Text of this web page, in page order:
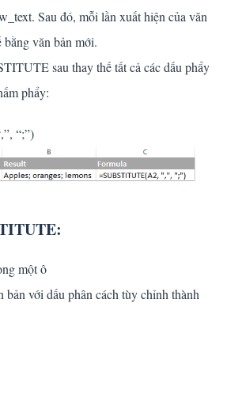
Sau đó, mỗi lần xuất hiện của văn
bằng văn bản mới.
sau thay thế tất cả các dấu phẩy
phẩy:
“;”)
một ô
với dấu phân cách tùy chỉnh thành